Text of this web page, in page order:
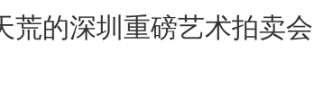
的深圳重磅艺术拍卖会